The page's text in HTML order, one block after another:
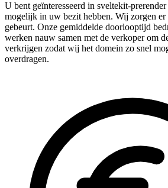
U bent geïnteresseerd in sveltekit-
mogelijk in uw bezit hebben. Wij zorgen er
gebeurt. Onze gemiddelde doorlooptijd
werken nauw samen met de verkoper om
verkrijgen zodat wij het domein zo snel
overdragen.